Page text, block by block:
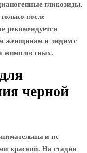
гликозиды.
после
рекомендуется
женщинам и людям с
жимолостных.
черной
и не
красной. На стадии